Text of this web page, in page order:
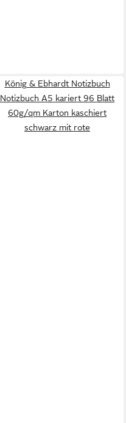
König & Ebhardt Notizbuch
Notizbuch A5 kariert 96 Blatt
60g/qm Karton kaschiert
schwarz mit rote